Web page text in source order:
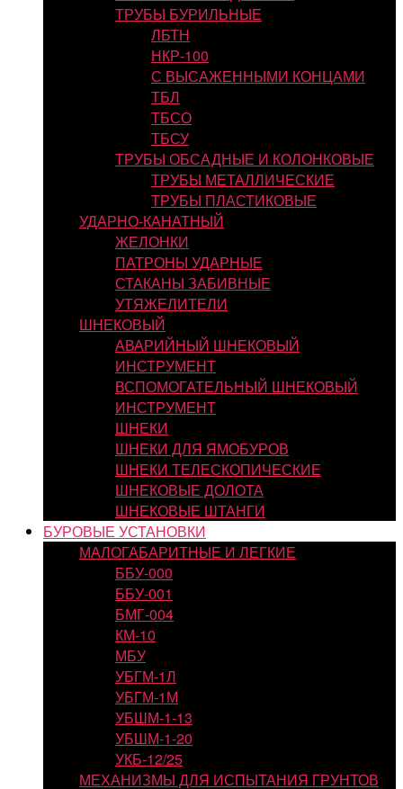
ТРУБЫ БУРИЛЬНЫЕ
ЛБТН
НКР-100
С ВЫСАЖЕННЫМИ КОНЦАМИ
ТБЛ
ТБСО
ТБСУ
ТРУБЫ ОБСАДНЫЕ И КОЛОНКОВЫЕ
ТРУБЫ МЕТАЛЛИЧЕСКИЕ
ТРУБЫ ПЛАСТИКОВЫЕ
УДАРНО-КАНАТНЫЙ
ЖЕЛОНКИ
ПАТРОНЫ УДАРНЫЕ
СТАКАНЫ ЗАБИВНЫЕ
УТЯЖЕЛИТЕЛИ
ШНЕКОВЫЙ
АВАРИЙНЫЙ ШНЕКОВЫЙ
ИНСТРУМЕНТ
ВСПОМОГАТЕЛЬНЫЙ ШНЕКОВЫЙ
ИНСТРУМЕНТ
ШНЕКИ
ШНЕКИ ДЛЯ ЯМОБУРОВ
ШНЕКИ ТЕЛЕСКОПИЧЕСКИЕ
ШНЕКОВЫЕ ДОЛОТА
ШНЕКОВЫЕ ШТАНГИ
БУРОВЫЕ УСТАНОВКИ
МАЛОГАБАРИТНЫЕ И ЛЕГКИЕ
ББУ-000
ББУ-001
БМГ-004
КМ-10
МБУ
УБГМ-1Л
УБГМ-1М
УБШМ-1-13
УБШМ-1-20
УКБ-12/25
МЕХАНИЗМЫ ДЛЯ ИСПЫТАНИЯ ГРУНТОВ